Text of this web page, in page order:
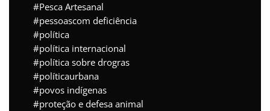
Pesca Artesanal
pessoascom deficiência
política
política internacional
política sobre drogras
políticaurbana
povos indígenas
proteção e defesa animal